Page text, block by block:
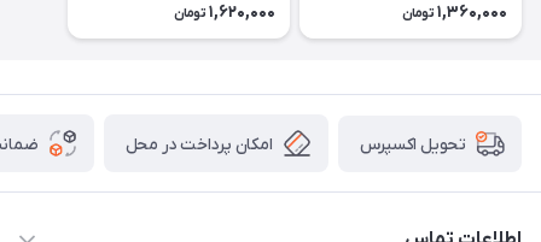
1,360,000 تومان 1,620,000 تومان
تحویل اکسپرس امکان پرداخت در محل